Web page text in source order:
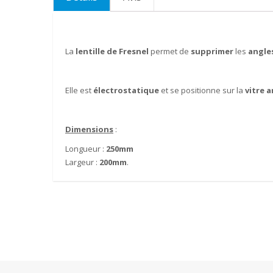
images
La lentille de Fresnel permet de supprimer les
Elle est électrostatique et se positionne sur la vitre
Dimensions :
Longueur : 250mm
Largeur : 200mm.